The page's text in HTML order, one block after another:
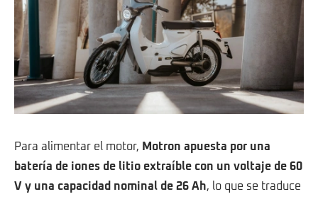
Para alimentar el motor, Motron apuesta por una
batería de iones de litio extraíble con un voltaje de 60
V y una capacidad nominal de 26 Ah, lo que se traduce